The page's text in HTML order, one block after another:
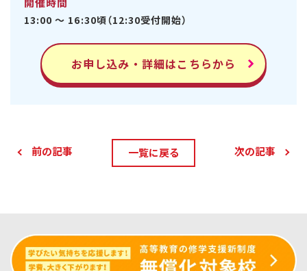
開催時間
13:00 ～ 16:30頃（12:30受付開始）
お申し込み・詳細はこちらから
前の記事 一覧に戻る 次の記事